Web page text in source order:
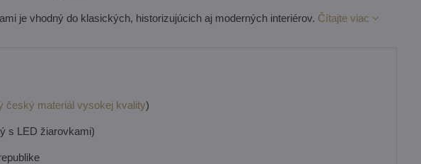
je vhodný do klasických, historizujúcich aj moderných interiérov. Čítajte viac
český materiál vysokej kvality)
s LED žiarovkami)